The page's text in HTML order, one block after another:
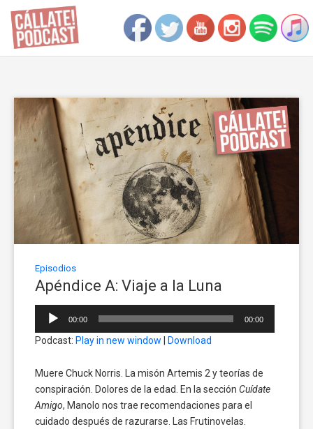
Episodios
Apéndice A: Viaje a la Luna
Reproductor
audio
00:00 00:00
Podcast: Play in new window | Download
Muere Chuck Norris. La misón Artemis 2 y teorías de
conspiración. Dolores de la edad. En la sección Cuídate
Amigo, Manolo nos trae recomendaciones para el
cuidado después de razurarse. Las Frutinovelas.